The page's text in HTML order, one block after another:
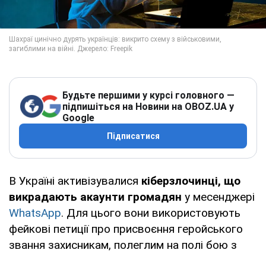
Будьте першими у курсі головного —
підпишіться на Новини на OBOZ.UA у
Google
Підписатися
В Україні активізувалися кіберзлочинці, що
викрадають акаунти громадян у месенджері
WhatsApp. Для цього вони використовують
фейкові петиції про присвоєння геройського
звання захисникам, полеглим на полі бою з